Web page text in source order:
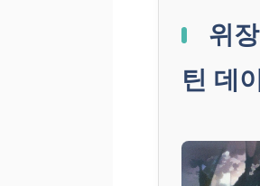
위
틴 데